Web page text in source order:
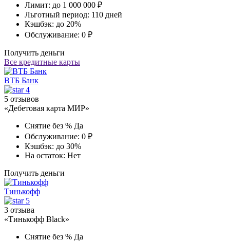
Лимит: до 1 000 000 ₽
Льготный период: 110 дней
Кэшбэк: до 20%
Обслуживание: 0 ₽
Получить деньги
Все кредитные карты
ВТБ Банк
4
5 отзывов
«Дебетовая карта МИР»
Снятие без % Да
Обслуживание: 0 ₽
Кэшбэк: до 30%
На остаток: Нет
Получить деньги
Тинькофф
5
3 отзыва
«Тинькофф Black»
Снятие без % Да